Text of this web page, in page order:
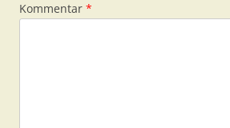
Kommentar *